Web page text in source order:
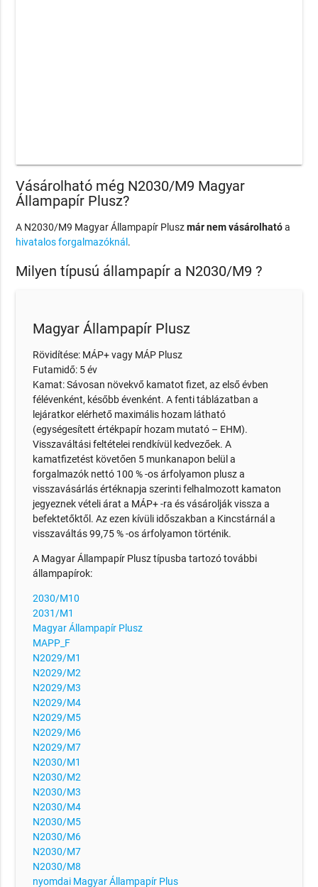
Vásárolható még N2030/M9 Magyar
Állampapír Plusz?
A N2030/M9 Magyar Állampapír Pluszmár nem vásárolhatóa
hivatalos forgalmazóknál .
Milyen típusú állampapír a N2030/M9 ?
Magyar Állampapír Plusz
Rövidítése: MÁP+ vagy MÁP Plusz
Futamidő: 5 év
Kamat: Sávosan növekvő kamatot fizet, az első évben
félévenként, később évenként. A fenti táblázatban a
lejáratkor elérhető maximális hozam látható
(egységesített értékpapír hozam mutató – EHM).
Visszaváltási feltételei rendkívül kedvezőek. A
kamatfizetést követően 5 munkanapon belül a
forgalmazók nettó 100 % -os árfolyamon plusz a
visszavásárlás értéknapja szerinti felhalmozott kamaton
jegyeznek vételi árat a MÁP+ -ra és vásárolják vissza a
befektetőktől. Az ezen kívüli időszakban a Kincstárnál a
visszaváltás 99,75 % -os árfolyamon történik.
A Magyar Állampapír Plusz típusba tartozó további
állampapírok:
2030/M10
2031/M1
Magyar Állampapír Plusz
MAPP_F
N2029/M1
N2029/M2
N2029/M3
N2029/M4
N2029/M5
N2029/M6
N2029/M7
N2030/M1
N2030/M2
N2030/M3
N2030/M4
N2030/M5
N2030/M6
N2030/M7
N2030/M8
nyomdai Magyar Állampapír Plus